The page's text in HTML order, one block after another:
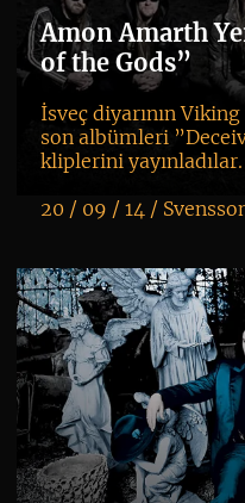
Amon Amarth
of the Gods”
İsveç diyarının
son albümleri
kliplerini yayınladılar.
20 / 09 / 14 /